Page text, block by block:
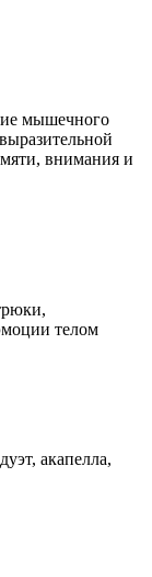
мышечного
внимания и
телом
акапелла,